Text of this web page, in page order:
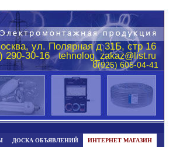
ул. Полярная д 31Б, стр 16
290-30-16tehnolog_zakaz@list.ru
8(925) 605-04-41
ДОСКА ОБЪЯВЛЕНИЙ ИНТЕРНЕТ МАГАЗИН